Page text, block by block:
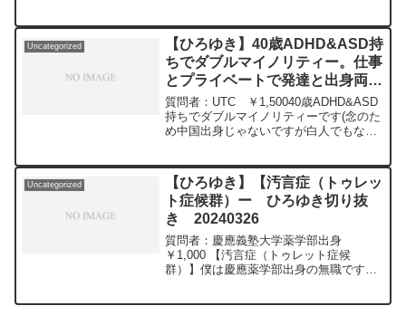
みながら 2024/03/14 J21
https://www.youtube.com/watch?
v=4Qas26IBYfk*****************************
*************ひろゆきさんの動画で、寄せ
られた質問について、一問一答形式にし
てみました。過去にこんな質問してるか
な？と気になったことがあれば、下記の
サイトから検索してみてください。
多くの質問を今後も編集し、アップロー
ドしていきますので、使いやすいと感じ
て頂けたら、いいね！やチャンネル登録
をよろしくお願いします。
Uncategorized
【ひろゆき】40歳ADHD&ASD持
ちでダブルマイノリティー。仕事
とプライベートで発達と出身両方
てずっと悩んでいます。ー ひろ
ゆき切り抜き 20240228
質問者：UTC ￥1,50040歳ADHD&ASD
持ちでダブルマイノリティーです(念のた
め中国出身じゃないですが白人でもない)
んでいます。どこで探せば良いですか？
(ただしお国に帰れはなしで)元動画：ロ
シアの敗北は無さそうな、、Guillaume
Dursusを呑みながら 2024/02/28
W22
https://www.youtube.com/watch?
v=GK3quBgoXnQ***************************
***************ひろゆきさんの動画で、寄
してみました。過去にこんな質問してる
Uncategorized
【ひろゆき】【汚言症（トゥレッ
ト症候群）ー ひろゆき切り抜
き 20240326
質問者：慶應義塾大学薬学部出身
￥1,000 【汚言症（トゥレット症候
群）】僕は慶應薬学部出身の無職ですが,